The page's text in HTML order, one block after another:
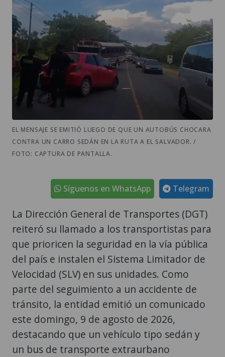
EL MENSAJE SE EMITIÓ LUEGO DE QUE UN AUTOBÚS CHOCARA
CONTRA UN CARRO SEDÁN EN LA RUTA A EL SALVADOR. /
FOTO: CAPTURA DE PANTALLA.
Telegram
Síguenos en WhatsApp
La Dirección General de Transportes (DGT)
reiteró su llamado a los transportistas para
que prioricen la seguridad en la vía pública
del país e instalen el Sistema Limitador de
Velocidad (SLV) en sus unidades. Como
parte del seguimiento a un accidente de
tránsito, la entidad emitió un comunicado
este domingo, 9 de agosto de 2026,
destacando que un vehículo tipo sedán y
un bus de transporte extraurbano